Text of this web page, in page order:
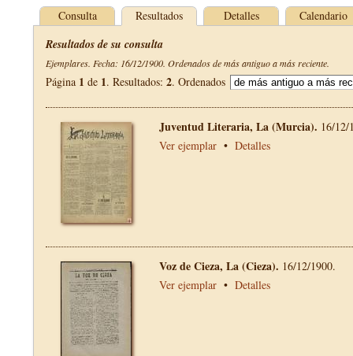
Consulta Resultados Detalles Calendario
Resultados de su consulta
Ejemplares. Fecha: 16/12/1900. Ordenados de más antiguo a más reciente.
Página 1 de 1. Resultados: 2. Ordenados
Juventud Literaria, La (Murcia). 16/12/
Ver ejemplar • Detalles
Voz de Cieza, La (Cieza). 16/12/1900.
Ver ejemplar • Detalles